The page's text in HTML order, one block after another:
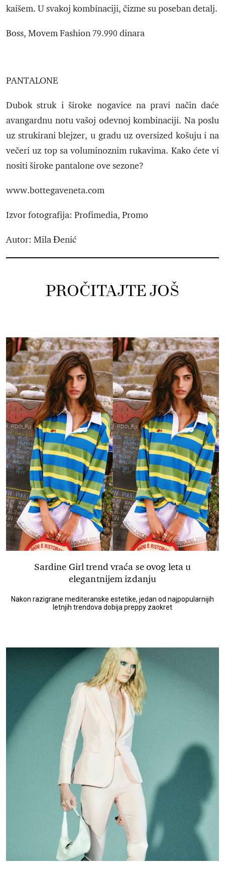
kaišem. U svakoj kombinaciji, čizme su poseban detalj.
Boss, Movem Fashion 79.990 dinara
PANTALONE
Dubok struk i široke nogavice na pravi način daće
avangardnu notu vašoj odevnoj kombinaciji. Na poslu
uz strukirani blejzer, u gradu uz oversized košuju i na
večeri uz top sa voluminoznim rukavima. Kako ćete vi
nositi široke pantalone ove sezone?
www.bottegaveneta.com
Izvor fotografija: Profimedia, Promo
Autor: Mila Đenić
PROČITAJTE JOŠ
Sardine Girl trend vraća se ovog leta u
elegantnijem izdanju
Nakon razigrane mediteranske estetike, jedan od najpopularnijih
letnjih trendova dobija preppy zaokret